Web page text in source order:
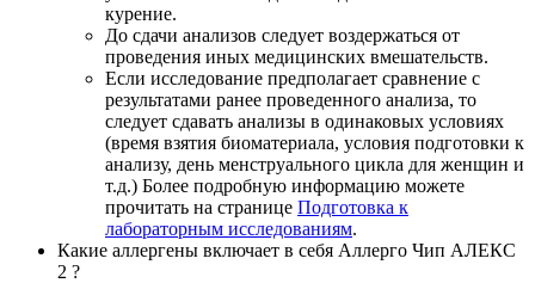
курение.
До сдачи анализов следует воздержаться от
проведения иных медицинских вмешательств.
Если исследование предполагает сравнение с
результатами ранее проведенного анализа, то
следует сдавать анализы в одинаковых условиях
(время взятия биоматериала, условия подготовки к
анализу, день менструального цикла для женщин и
т.д.) Более подробную информацию можете
прочитать на странице Подготовка к
лабораторным исследованиям.
Какие аллергены включает в себя Аллерго Чип АЛЕКС
2 ?